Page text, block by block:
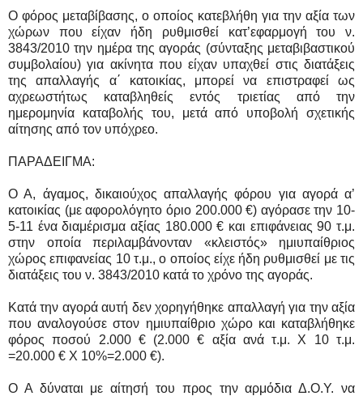
Ο φόρος μεταβίβασης, ο οποίος κατεβλήθη για την αξία των
χώρων που είχαν ήδη ρυθμισθεί κατ’εφαρμογή του ν.
3843/2010 την ημέρα της αγοράς (σύνταξης μεταβιβαστικού
συμβολαίου) για ακίνητα που είχαν υπαχθεί στις διατάξεις
της απαλλαγής α΄ κατοικίας, μπορεί να επιστραφεί ως
αχρεωστήτως καταβληθείς εντός τριετίας από την
ημερομηνία καταβολής του, μετά από υποβολή σχετικής
αίτησης από τον υπόχρεο.
ΠΑΡΑΔΕΙΓΜΑ:
O A, άγαμος, δικαιούχος απαλλαγής φόρου για αγορά α’
κατοικίας (με αφορολόγητο όριο 200.000 €) αγόρασε την 10-
5-11 ένα διαμέρισμα αξίας 180.000 € και επιφάνειας 90 τ.μ.
στην οποία περιλαμβάνονταν «κλειστός» ημιυπαίθριος
χώρος επιφανείας 10 τ.μ., ο οποίος είχε ήδη ρυθμισθεί με τις
διατάξεις του ν. 3843/2010 κατά το χρόνο της αγοράς.
Κατά την αγορά αυτή δεν χορηγήθηκε απαλλαγή για την αξία
που αναλογούσε στον ημιυπαίθριο χώρο και καταβλήθηκε
φόρος ποσού 2.000 € (2.000 € αξία ανά τ.μ. Χ 10 τ.μ.
=20.000 € Χ 10%=2.000 €).
Ο Α δύναται με αίτησή του προς την αρμόδια Δ.Ο.Υ. να